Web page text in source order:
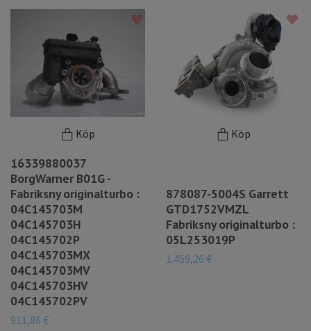
Köp
16339880037
BorgWarner B01G -
Fabriksny originalturbo :
04C145703M
04C145703H
04C145702P
04C145703MX
04C145703MV
04C145703HV
04C145702PV
911,86 €
Köp
878087-5004S Garrett
GTD1752VMZL
Fabriksny originalturbo :
05L253019P
1.459,26 €